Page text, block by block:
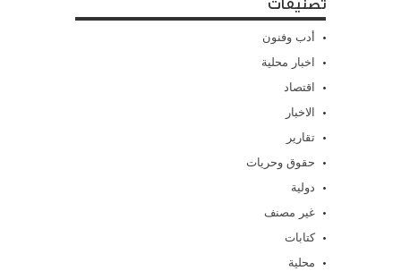
تصنيفات
أدب وفنون
اخبار محلية
اقتصاد
الاخبار
تقارير
حقوق وحريات
دولية
غير مصنف
كتابات
محلية